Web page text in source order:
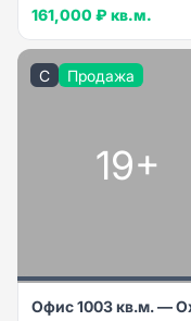
161,000 ₽ кв.м.
C Продажа
19+
Офис 1003 кв.м. —